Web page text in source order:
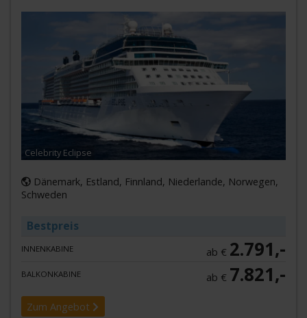
Celebrity Eclipse
Dänemark, Estland, Finnland, Niederlande, Norwegen,
Schweden
Bestpreis
INNENKABINE ab € 2.791,-
BALKONKABINE ab € 7.821,-
Zum Angebot